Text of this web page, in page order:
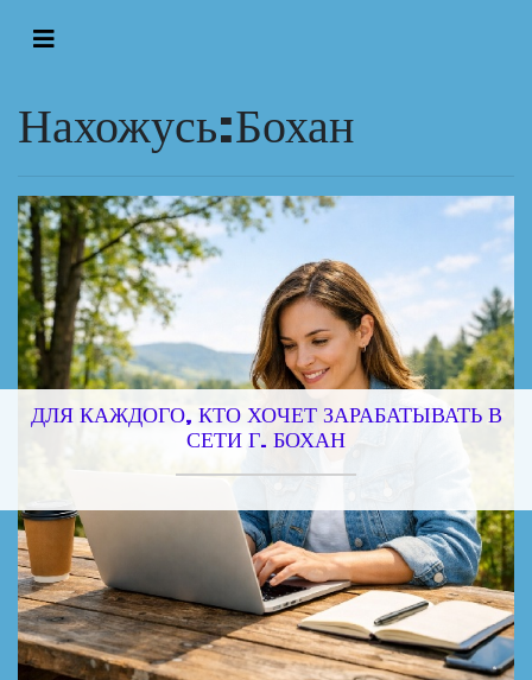
Нахожусь:Бохан
ДЛЯ КАЖДОГО, КТО ХОЧЕТ ЗАРАБАТЫВАТЬ В
СЕТИ Г. БОХАН